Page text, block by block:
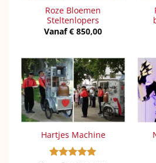
Roze Bloemen
Steltenlopers
Vanaf€ 850,00
Hartjes Machine